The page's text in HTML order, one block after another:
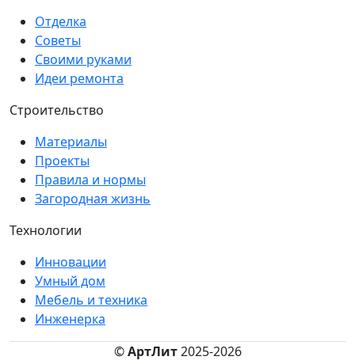
Отделка
Советы
Своими руками
Идеи ремонта
Строительство
Материалы
Проекты
Правила и нормы
Загородная жизнь
Технологии
Инновации
Умный дом
Мебель и техника
Инженерка
©АртЛит2025-2026